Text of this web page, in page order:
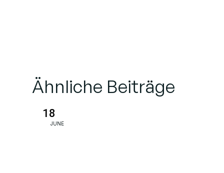
für Ihr
wichtig ist
Ähnliche Beiträge
18
JUNE